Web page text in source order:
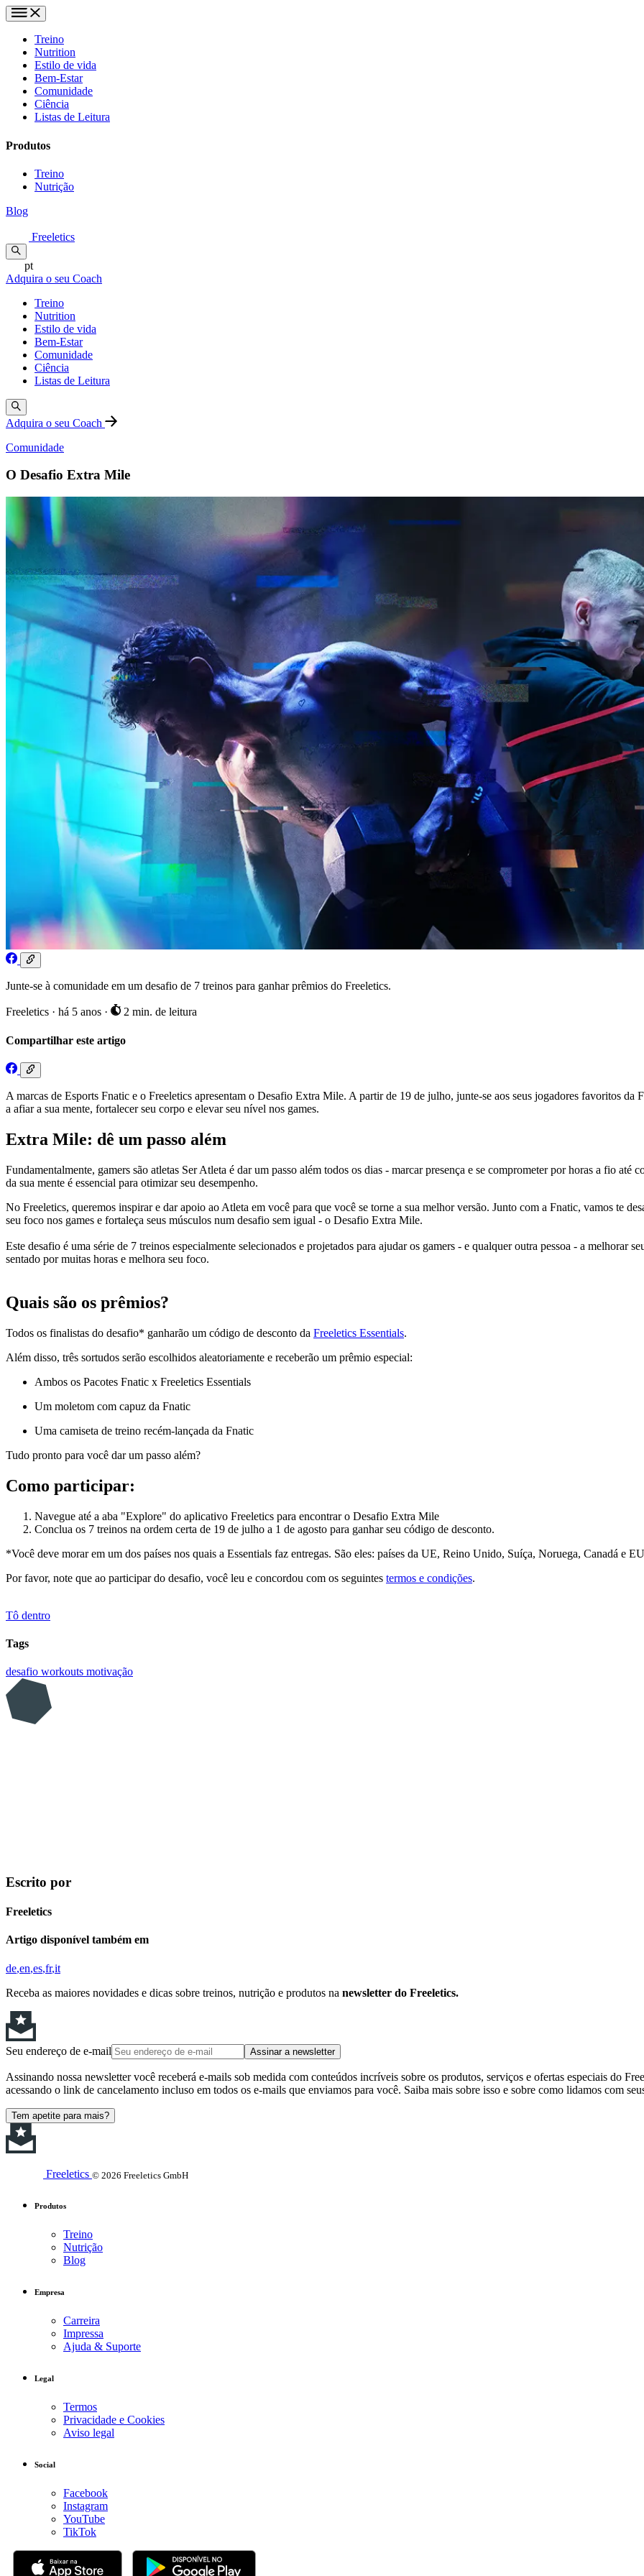
Treino
Nutrition
Estilo de vida
Bem-Estar
Comunidade
Ciência
Listas de Leitura
Produtos
Treino
Nutrição
Blog
Freeletics
pt
Adquira o seu Coach
Treino
Nutrition
Estilo de vida
Bem-Estar
Comunidade
Ciência
Listas de Leitura
Adquira o seu Coach
Comunidade
O Desafio Extra Mile
Junte-se à comunidade em um desafio de 7 treinos para ganhar prêmios do Freeletics.
Freeletics · há 5 anos · 2 min. de leitura
Compartilhar este artigo
A marcas de Esports Fnatic e o Freeletics apresentam o Desafio Extra Mile. A partir de 19 de julho, junte-se aos seus jogadores favoritos da
a afiar a sua mente, fortalecer seu corpo e elevar seu nível nos games.
Extra Mile: dê um passo além
Fundamentalmente, gamers são atletas Ser Atleta é dar um passo além todos os dias - marcar presença e se comprometer por horas a fio
da sua mente é essencial para otimizar seu desempenho.
No Freeletics, queremos inspirar e dar apoio ao Atleta em você para que você se torne a sua melhor versão. Junto com a Fnatic, vamos te
seu foco nos games e fortaleça seus músculos num desafio sem igual - o Desafio Extra Mile.
Este desafio é uma série de 7 treinos especialmente selecionados e projetados para ajudar os gamers - e qualquer outra pessoa - a melhorar
sentado por muitas horas e melhora seu foco.
Quais são os prêmios?
Todos os finalistas do desafio* ganharão um código de desconto da Freeletics Essentials.
Além disso, três sortudos serão escolhidos aleatoriamente e receberão um prêmio especial:
Ambos os Pacotes Fnatic x Freeletics Essentials
Um moletom com capuz da Fnatic
Uma camiseta de treino recém-lançada da Fnatic
Tudo pronto para você dar um passo além?
Como participar:
Navegue até a aba "Explore" do aplicativo Freeletics para encontrar o Desafio Extra Mile
Conclua os 7 treinos na ordem certa de 19 de julho a 1 de agosto para ganhar seu código de desconto.
*Você deve morar em um dos países nos quais a Essentials faz entregas. São eles: países da UE, Reino Unido, Suíça, Noruega, Canadá e
Por favor, note que ao participar do desafio, você leu e concordou com os seguintes termos e condições.
Tô dentro
Tags
desafio workouts motivação
Escrito por
Freeletics
Artigo disponível também em
de en es fr it
Receba as maiores novidades e dicas sobre treinos, nutrição e produtos na newsletter do Freeletics.
Seu endereço de e-mail Assinar a newsletter
Assinando nossa newsletter você receberá e-mails sob medida com conteúdos incríveis sobre os produtos, serviços e ofertas especiais do
acessando o link de cancelamento incluso em todos os e-mails que enviamos para você. Saiba mais sobre isso e sobre como lidamos com
Tem apetite para mais?
Freeletics © 2026 Freeletics GmbH
Produtos
Treino
Nutrição
Blog
Empresa
Carreira
Impressa
Ajuda & Suporte
Legal
Termos
Privacidade e Cookies
Aviso legal
Social
Facebook
Instagram
YouTube
TikTok